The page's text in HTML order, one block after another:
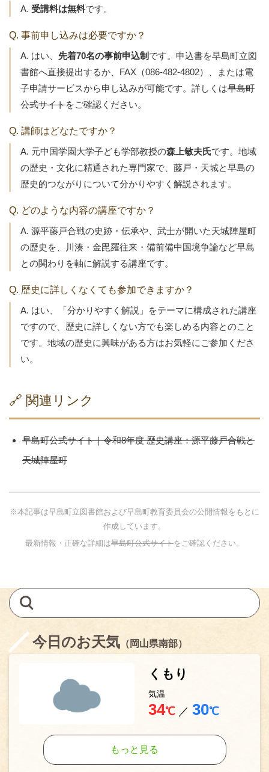
A. 受講料は無料です。
Q. 事前申し込みは必要ですか？
A. はい、 先着70名の事前申込制 です。申込書を早島町立図
書館へ直接提出するか、FAX（086-482-4802）、または電
子申請サービスから申し込みが可能です。詳しくは早島町
公式サイトをご確認ください。
Q. 講師はどなたですか？
A. 元中国学園大学子ども学部教授の森上敏夫氏です。地域
の歴史・文化に精通された専門家で、藤戸・天城と早島の
歴史的つながりについて分かりやすく解説されます。
Q. どのような内容の講座ですか？
A. 源平藤戸合戦の史跡・伝承や、武士が開いた天城陣屋町
の歴史を、川湊・金毘羅往来・備前備中国境争論など早島
との関わりを軸に解説する講座です。
Q. 歴史に詳しくなくても参加できますか？
A. はい、「分かりやすく解説」をテーマに構成された講座
ですので、歴史に詳しくない方でも楽しめる内容とのこと
です。地域の歴史に興味がある方はお気軽にご参加くださ
い。
🔗 関連リンク
早島町公式サイト｜令和8年度 歴史講座：源平藤戸合戦と
天城陣屋町
※本記事は早島町立図書館および早島町教育委員会の公開情報をもとに
作成しています。
最新情報・正確な詳細は早島町公式サイトをご確認ください。
今日のお天気 （岡山県南部）
くもり
気温
34℃ ／ 30℃
もっと見る